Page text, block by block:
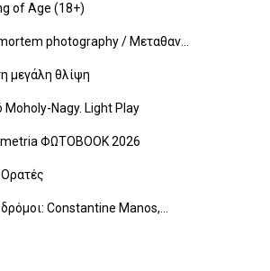
of Age (18+)
photography / Μεταθαν...
μεγάλη θλίψη
Moholy-Nagy. Light Play
ΦΩΤΟBOOK 2026
Constantine Manos,...